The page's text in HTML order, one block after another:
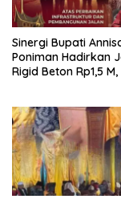
Sinergi Bupati
Poniman Hadirkan
Rigid Beton Rp1,5
Kasih